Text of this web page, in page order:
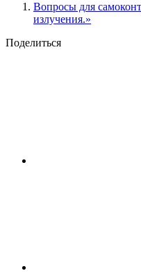
Вопросы для
излучения.»
Поделиться